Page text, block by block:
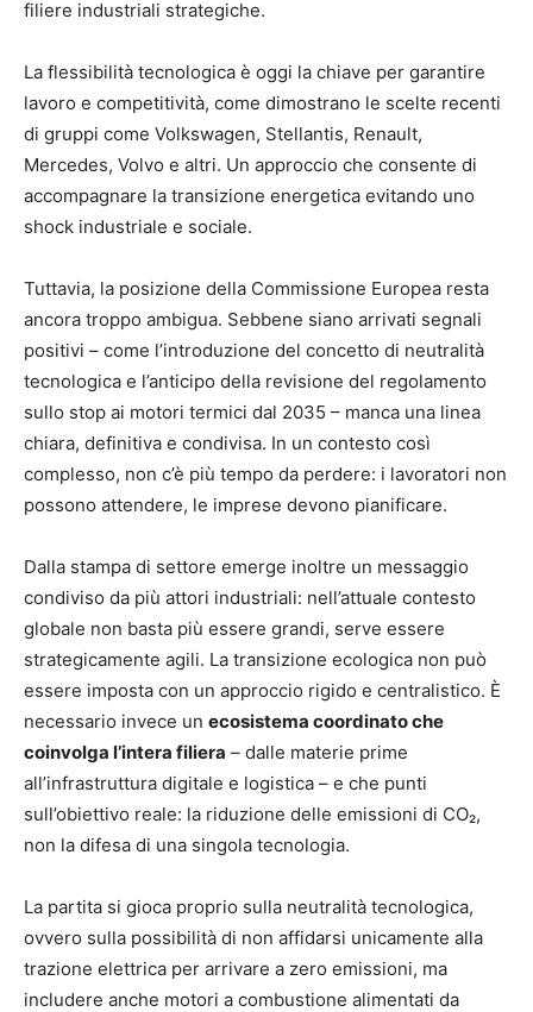
filiere industriali strategiche.
La flessibilità tecnologica è oggi la chiave per garantire
lavoro e competitività, come dimostrano le scelte recenti
di gruppi come Volkswagen, Stellantis, Renault,
Mercedes, Volvo e altri. Un approccio che consente di
accompagnare la transizione energetica evitando uno
shock industriale e sociale.
Tuttavia, la posizione della Commissione Europea resta
ancora troppo ambigua. Sebbene siano arrivati segnali
positivi – come l’introduzione del concetto di neutralità
tecnologica e l’anticipo della revisione del regolamento
sullo stop ai motori termici dal 2035 – manca una linea
chiara, definitiva e condivisa. In un contesto così
complesso, non c’è più tempo da perdere: i lavoratori non
possono attendere, le imprese devono pianificare.
Dalla stampa di settore emerge inoltre un messaggio
condiviso da più attori industriali: nell’attuale contesto
globale non basta più essere grandi, serve essere
strategicamente agili. La transizione ecologica non può
essere imposta con un approccio rigido e centralistico. È
necessario invece un ecosistema coordinato che
coinvolga l’intera filiera – dalle materie prime
all’infrastruttura digitale e logistica – e che punti
sull’obiettivo reale: la riduzione delle emissioni di CO₂,
non la difesa di una singola tecnologia.
La partita si gioca proprio sulla neutralità tecnologica,
ovvero sulla possibilità di non affidarsi unicamente alla
trazione elettrica per arrivare a zero emissioni, ma
includere anche motori a combustione alimentati da